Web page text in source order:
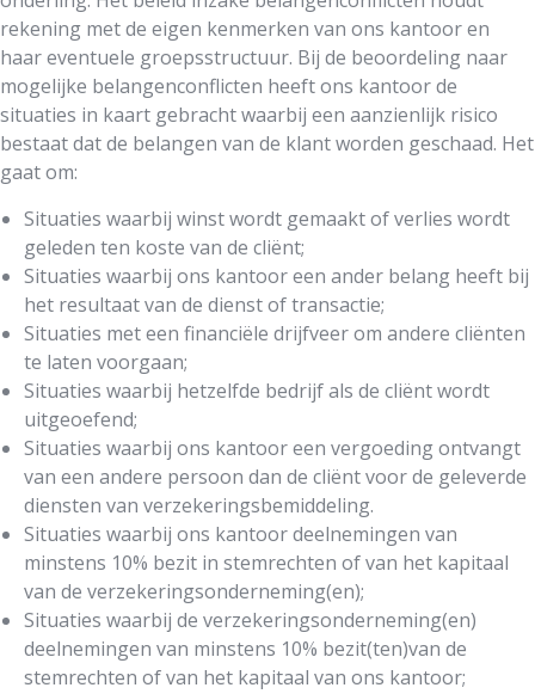
rekening met de eigen kenmerken van ons kantoor en
haar eventuele groepsstructuur. Bij de beoordeling naar
mogelijke belangenconflicten heeft ons kantoor de
situaties in kaart gebracht waarbij een aanzienlijk risico
bestaat dat de belangen van de klant worden geschaad. Het
gaat om:
Situaties waarbij winst wordt gemaakt of verlies wordt
geleden ten koste van de cliënt;
Situaties waarbij ons kantoor een ander belang heeft bij
het resultaat van de dienst of transactie;
Situaties met een financiële drijfveer om andere cliënten
te laten voorgaan;
Situaties waarbij hetzelfde bedrijf als de cliënt wordt
uitgeoefend;
Situaties waarbij ons kantoor een vergoeding ontvangt
van een andere persoon dan de cliënt voor de geleverde
diensten van verzekeringsbemiddeling.
Situaties waarbij ons kantoor deelnemingen van
minstens 10% bezit in stemrechten of van het kapitaal
van de verzekeringsonderneming(en);
Situaties waarbij de verzekeringsonderneming(en)
deelnemingen van minstens 10% bezit(ten)van de
stemrechten of van het kapitaal van ons kantoor;